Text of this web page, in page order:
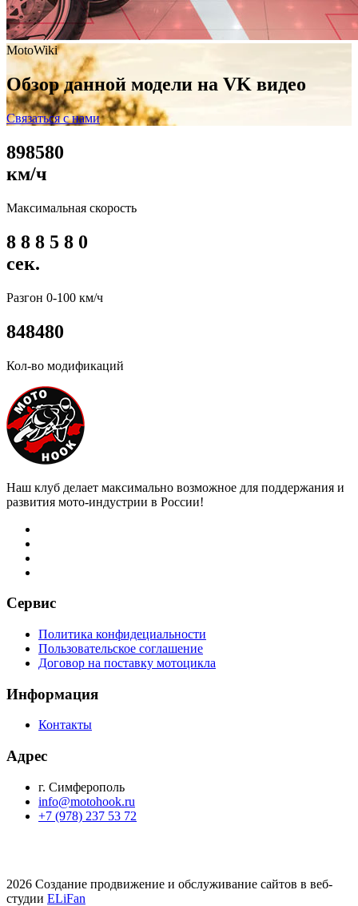
MotoWiki
Обзор данной модели на VK видео
Связаться с нами
898580
км/ч
Максимальная скорость
8 8 8 5 8 0
сек.
Разгон 0-100 км/ч
848480
Кол-во модификаций
Наш клуб делает максимально возможное для поддержания и
развития мото-индустрии в России!
Сервис
Политика конфидециальности
Пользовательское соглашение
Договор на поставку мотоцикла
Информация
Контакты
Адрес
г. Симферополь
info@motohook.ru
+7 (978) 237 53 72
2026 Создание продвижение и обслуживание сайтов в веб-
студии ELiFan